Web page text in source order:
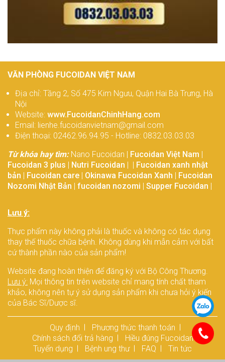
VĂN PHÒNG FUCOIDAN VIỆT NAM
Địa chỉ: Tầng 2, Số 475 Kim Ngưu, Quận Hai Bà Trưng, Hà
Nội
Website: www.FucoidanChinhHang.com
Email: lienhe.fucoidanvietnam@gmail.com
Điện thoại: 02462.96.94.95 - Hotline: 0832.03.03.03
Từ khóa hay tìm:Nano Fucoidan | Fucoidan Việt Nam |
Fucoidan 3 plus | Nutri Fucoidan | | Fucoidan xanh nhật
bản | Fucoidan care | Okinawa Fucoidan Xanh | Fucoidan
Nozomi Nhật Bản | fucoidan nozomi | Supper Fucoidan |
Lưu ý:
Thực phẩm này không phải là thuốc và không có tác dụng
thay thế thuốc chữa bệnh. Không dùng khi mẫn cảm với bất
cứ thành phần nào của sản phẩm!
Website đang hoàn thiện để đăng ký với Bộ Công Thương.
Lưu ý: Mọi thông tin trên website chỉ mang tính chất tham
khảo, không nên tự ý sử dụng sản phẩm khi chưa hỏi ý kiến
của Bác Sĩ/Dược sĩ.
Quy định
Phương thức thanh toán
Chính sách đổi trả hàng
Hiều đúng Fucoidan
Tuyển dụng
Bệnh ung thư FAQ Tin tức